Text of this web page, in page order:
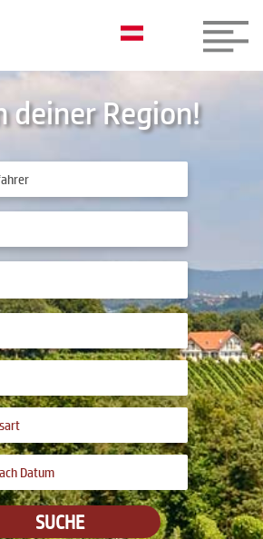
deiner Region!
SUCHE